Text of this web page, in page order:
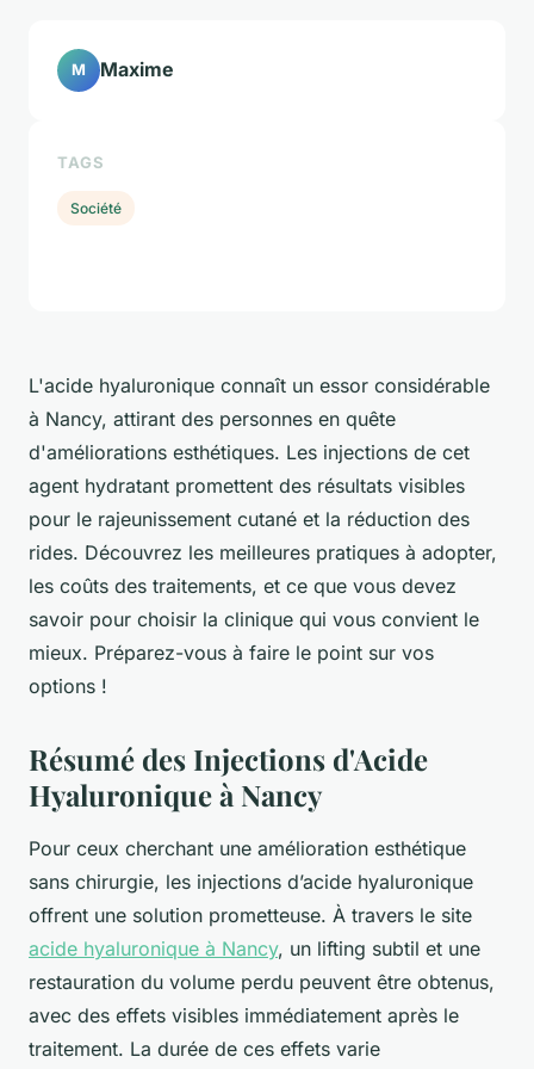
L'acide hyaluronique connaît un essor considérable
à Nancy, attirant des personnes en quête
d'améliorations esthétiques. Les injections de cet
agent hydratant promettent des résultats visibles
pour le rajeunissement cutané et la réduction des
rides. Découvrez les meilleures pratiques à adopter,
les coûts des traitements, et ce que vous devez
savoir pour choisir la clinique qui vous convient le
mieux. Préparez-vous à faire le point sur vos
options !
Résumé des Injections d'Acide
Hyaluronique à Nancy
Pour ceux cherchant une amélioration esthétique
sans chirurgie, les injections d’acide hyaluronique
offrent une solution prometteuse. À travers le site
acide hyaluronique à Nancy, un lifting subtil et une
restauration du volume perdu peuvent être obtenus,
avec des effets visibles immédiatement après le
traitement. La durée de ces effets varie
M Maxime
TAGS
Société